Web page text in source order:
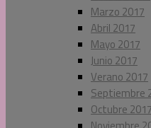
Marzo 2017
Abril 2017
Mayo 2017
Junio 2017
Verano 2017
Septiembre
Octubre 2017